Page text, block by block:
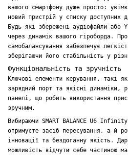
вашого смартфону дуже просто:
новий пристрій у списку доступних
Будь-які збережені аудіофайли або
через динамік вашого гіроборда.
самобалансування забезпечує
зберігаючи його стабільність у
Функціональність та зручність
Ключові елементи керування, такі
зарядний порт та якісні динаміки,
панелі, що робить використання
зручним.
Вибираючи SMART BALANCE U6
отримуєте засіб пересування, а й
інновації та бездоганну якість.
можливість відчути себе частиною